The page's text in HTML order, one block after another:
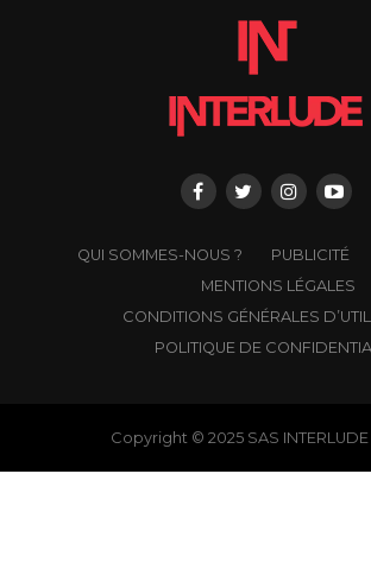
QUI SOMMES-NOUS ? PUBLICITÉ
MENTIONS LÉGALES
CONDITIONS GÉNÉRALES
POLITIQUE DE
Copyright © 2025 SAS INTERLUDE